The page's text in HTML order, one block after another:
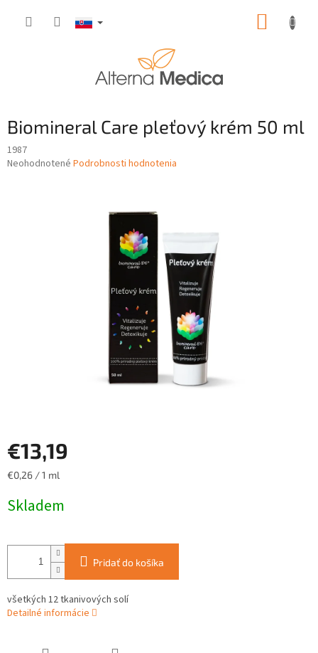
Biomineral Care pleťový krém 50 ml
1987
Priemerné
Neohodnotené Podrobnosti hodnotenia
€13,19
Jednotková
€0,26 / 1 ml
Skladem
Pridať do košíka
všetkých 12 tkanivových solí
Detailné informácie